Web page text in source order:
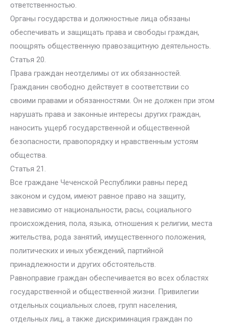
ответственностью.
Органы государства и должностные лица обязаны
обеспечивать и защищать права и свободы граждан,
поощрять общественную правозащитную деятельность.
Статья 20.
Права граждан неотделимы от их обязанностей.
Гражданин свободно действует в соответствии со
своими правами и обязанностями. Он не должен при этом
нарушать права и законные интересы других граждан,
наносить ущерб государственной и общественной
безопасности, правопорядку и нравственным устоям
общества.
Статья 21.
Все граждане Чеченской Республики равны перед
законом и судом, имеют равное право на защиту,
независимо от национальности, расы, социального
происхождения, пола, языка, отношения к религии, места
жительства, рода занятий, имущественного положения,
политических и иных убеждений, партийной
принадлежности и других обстоятельств.
Равноправие граждан обеспечивается во всех областях
государственной и общественной жизни. Привилегии
отдельных социальных слоев, групп населения,
отдельных лиц, а также дискриминация граждан по